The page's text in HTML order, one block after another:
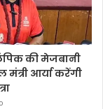
की मेजबानी
आर्या करेंगी